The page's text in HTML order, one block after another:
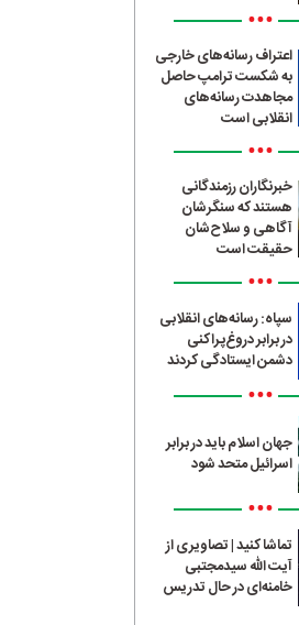
•••
اعتراف رسانه‌های خارجی
به شکست ترامپ حاصل
مجاهدت رسانه‌های
انقلابی است
•••
خبرنگاران رزمندگانی
هستند که سنگرشان
آگاهی و سلاح‌شان
حقیقت است
•••
سپاه: رسانه‌های انقلابی
در برابر دروغ‌پراکنی
دشمن ایستادگی کردند
•••
جهان اسلام باید در برابر
اسرائیل متحد شود
•••
تماشا کنید | تصاویری از
آیت الله سیدمجتبی
خامنه‌ای در حال تدریس